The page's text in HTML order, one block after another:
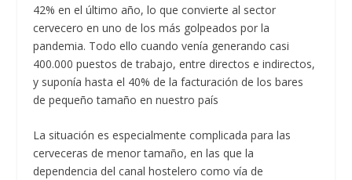
42% en el último año, lo que convierte al sector
cervecero en uno de los más golpeados por la
pandemia. Todo ello cuando venía generando casi
400.000 puestos de trabajo, entre directos e indirectos,
y suponía hasta el 40% de la facturación de los bares
de pequeño tamaño en nuestro país
La situación es especialmente complicada para las
cerveceras de menor tamaño, en las que la
dependencia del canal hostelero como vía de